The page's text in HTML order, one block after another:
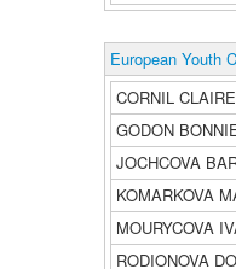
European Youth
CORNIL CLAIRE
GODON
JOCHCOVA
KOMARKOVA
MOURYCOVA
RODIONOVA